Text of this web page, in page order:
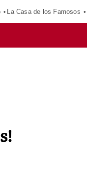
La Casa de los Famosos